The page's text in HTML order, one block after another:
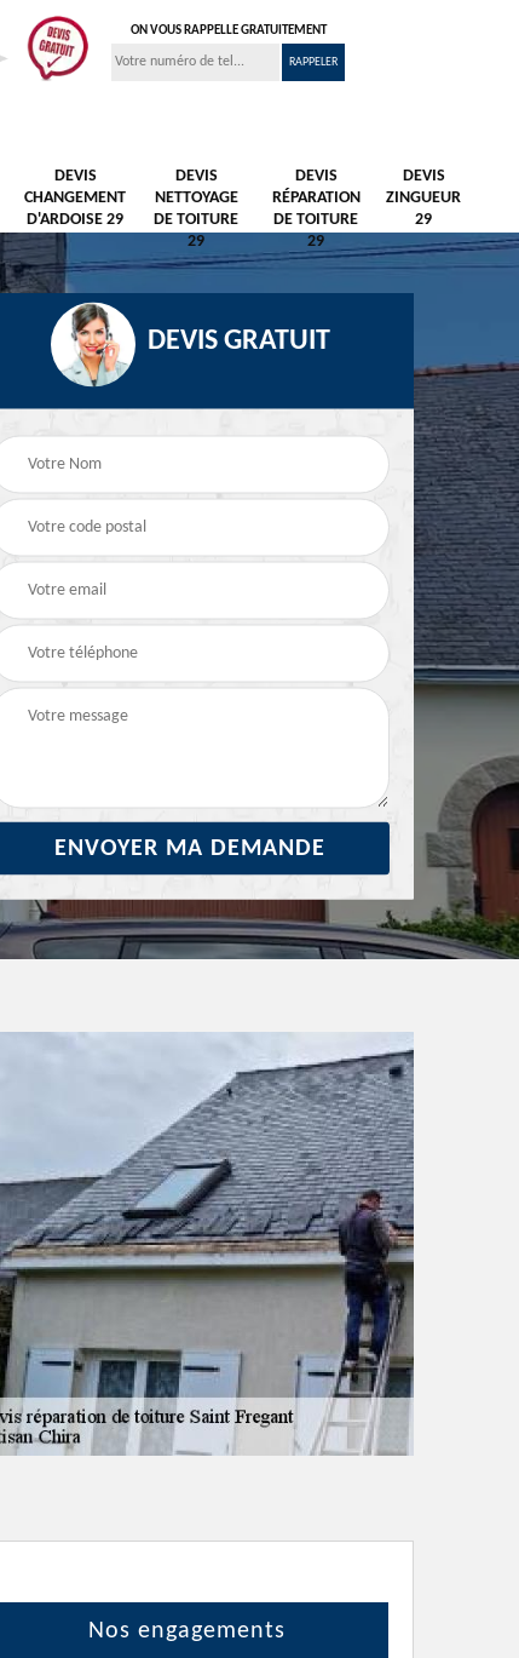
ON VOUS RAPPELLE GRATUITEMENT
DEVIS
CHANGEMENT
D'ARDOISE 29
DEVIS
NETTOYAGE
DE TOITURE
29
DEVIS
RÉPARATION
DE TOITURE
29
DEVIS
ZINGUEUR
29
Nettoyage et
29
Peintre et peinture de
façade 29
DEVIS GRATUIT
Nos engagements